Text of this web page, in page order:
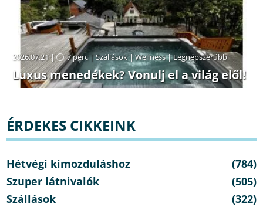
2026.07.21 | 7 perc|Szállások|Wellness|Legnépszerűbb
Luxus menedékek? Vonulj el a világ elől!
ÉRDEKES CIKKEINK
Hétvégi kimozduláshoz
(784)
Szuper látnivalók
(505)
Szállások
(322)